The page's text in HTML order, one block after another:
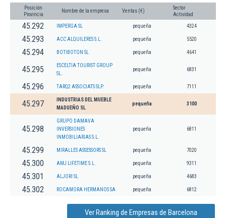
Posición
Provincia
Nombre de la empresa Ventas (€)
Sector
Actividad
45.292 IMPERGA SL pequeña 4324
45.293 ACC ALQUILERES S.L. pequeña 5520
45.294 BOTIBOTON SL pequeña 4641
45.295
ESCELTIA TOURIST GROUP
SL.
pequeña 6831
45.296 TARQ2 ASSOCIATS SLP. pequeña 7111
45.297
INDUSTRIAS DEL MUEBLE
MADUEÑO SL
pequeña 3100
45.298
GRUPO DAMAVA
INVERSIONES
INMOBILIARIAS S.L.
pequeña 6811
45.299 MIRALLES ASSESSORS SL pequeña 7020
45.300 AMJ LIFETIME S.L. pequeña 9311
45.301 ALJORI SL pequeña 4683
45.302 ROCAMORA HERMANOS SA pequeña 6812
Ver Ranking de Empresas de Barcelona